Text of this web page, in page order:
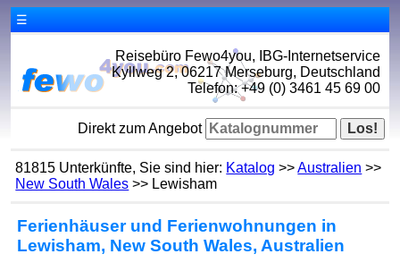
☰
Reisebüro Fewo4you, IBG-Internetservice
Kyllweg 2, 06217 Merseburg, Deutschland
Telefon: +49 (0) 3461 45 69 00
Direkt zum Angebot
81815 Unterkünfte, Sie sind hier: Katalog >>Australien >>
New South Wales >> Lewisham
Ferienhäuser und Ferienwohnungen in
Lewisham, New South Wales, Australien